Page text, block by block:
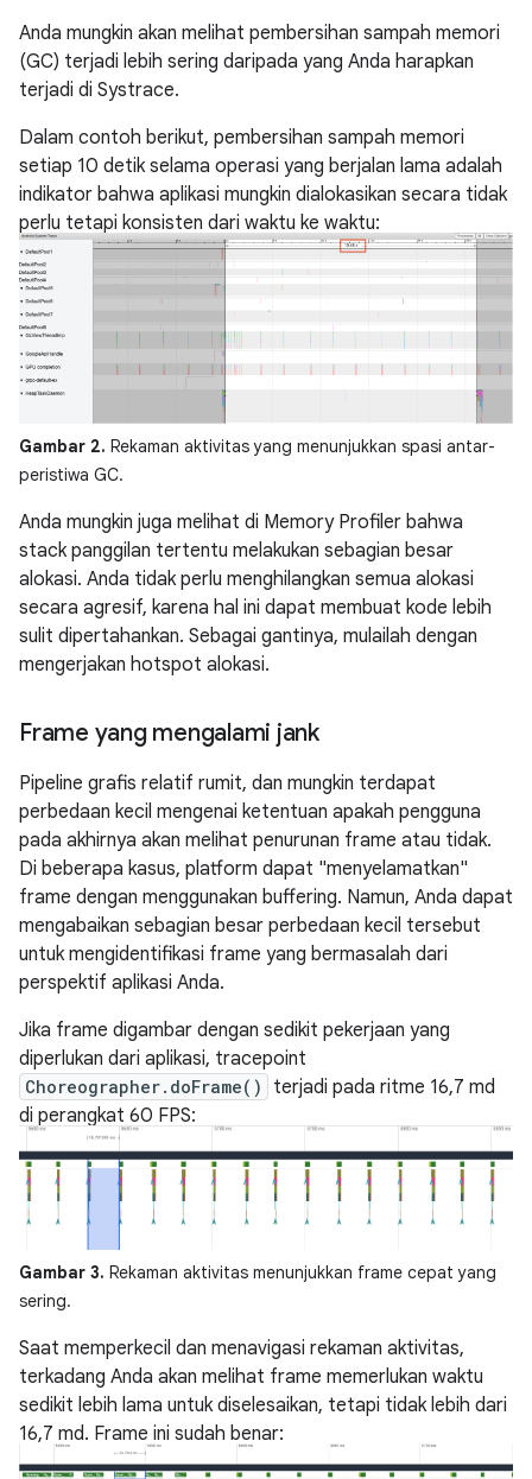
Anda mungkin akan melihat pembersihan sampah memori
(GC) terjadi lebih sering daripada yang Anda harapkan
terjadi di Systrace.
Dalam contoh berikut, pembersihan sampah memori
setiap 10 detik selama operasi yang berjalan lama adalah
indikator bahwa aplikasi mungkin dialokasikan secara tidak
perlu tetapi konsisten dari waktu ke waktu:
Gambar 2. Rekaman aktivitas yang menunjukkan spasi antar-
peristiwa GC.
Anda mungkin juga melihat di Memory Profiler bahwa
stack panggilan tertentu melakukan sebagian besar
alokasi. Anda tidak perlu menghilangkan semua alokasi
secara agresif, karena hal ini dapat membuat kode lebih
sulit dipertahankan. Sebagai gantinya, mulailah dengan
mengerjakan hotspot alokasi.
Frame yang mengalami jank
Pipeline grafis relatif rumit, dan mungkin terdapat
perbedaan kecil mengenai ketentuan apakah pengguna
pada akhirnya akan melihat penurunan frame atau tidak.
Di beberapa kasus, platform dapat "menyelamatkan"
frame dengan menggunakan buffering. Namun, Anda dapat
mengabaikan sebagian besar perbedaan kecil tersebut
untuk mengidentifikasi frame yang bermasalah dari
perspektif aplikasi Anda.
Jika frame digambar dengan sedikit pekerjaan yang
diperlukan dari aplikasi, tracepoint
Choreographer.doFrame()
terjadi pada ritme 16,7 md
di perangkat 60 FPS:
Gambar 3. Rekaman aktivitas menunjukkan frame cepat yang
sering.
Saat memperkecil dan menavigasi rekaman aktivitas,
terkadang Anda akan melihat frame memerlukan waktu
sedikit lebih lama untuk diselesaikan, tetapi tidak lebih dari
16,7 md. Frame ini sudah benar: